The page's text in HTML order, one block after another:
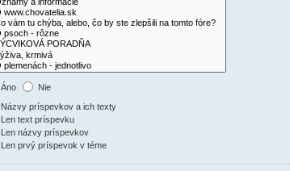
Áno
Nie
Názvy príspevkov a ich texty
Len text príspevku
Len názvy príspevkov
Len prvý príspevok v téme